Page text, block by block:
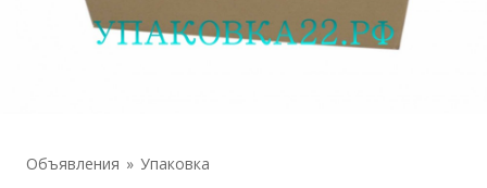
Объявления Упаковка